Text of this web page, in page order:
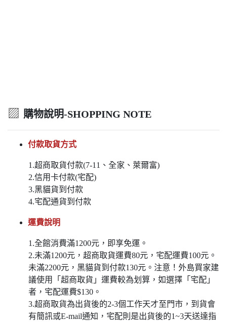
▨ 購物說明-SHOPPING NOTE
付款取貨方式
1.超商取貨付款(7-11、全家、萊爾富)
2.信用卡付款(宅配)
3.黑貓貨到付款
4.宅配通貨到付款
運費說明
1.全館消費滿1200元，即享免運。
2.未滿1200元，超商取貨運費80元，宅配運費100元。
未滿2200元，黑貓貨到付款130元。注意！外島買家建
議使用「超商取貨」運費較為划算，如選擇「宅配」
者，宅配運費$130。
3.超商取貨為出貨後的2-3個工作天才至門市，到貨會
有簡訊或E-mail通知，宅配則是出貨後的1~3天送達指